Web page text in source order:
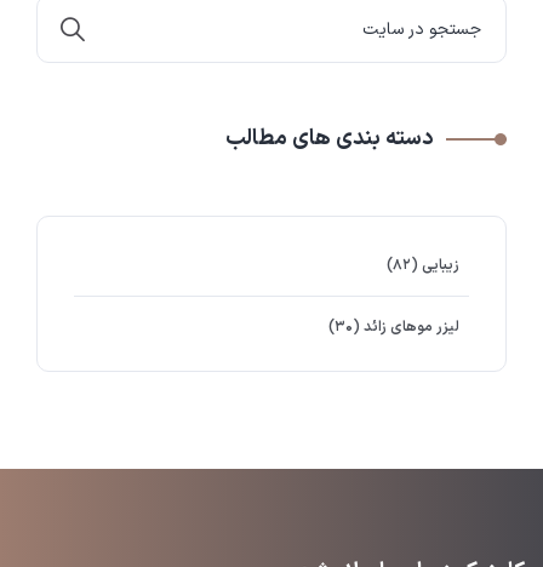
دسته بندی های مطالب
زیبایی (۸۲)
لیزر موهای زائد (۳۰)